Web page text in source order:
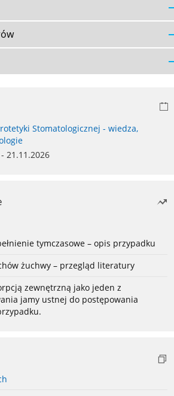
Stomatologicznej - wiedza,
21.11.2026
tymczasowe – opis przypadku
żuchwy – przegląd literatury
zewnętrzną jako jeden z
jamy ustnej do postępowania